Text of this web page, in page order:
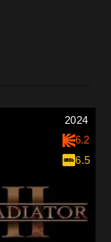
2024
6.2
6.5